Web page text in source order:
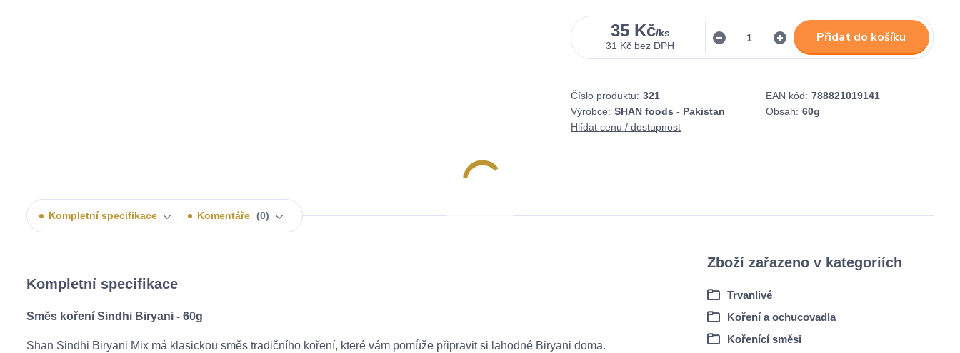
35 Kč/ks
31 Kč bez DPH
Přidat do košíku
Číslo produktu: 321 EAN kód: 788821019141
Výrobce: SHAN foods - Pakistan Obsah: 60g
Hlídat cenu / dostupnost
Kompletní specifikace Komentáře 0
Kompletní specifikace
Směs koření Sindhi Biryani - 60g
Shan Sindhi Biryani Mix má klasickou směs tradičního koření, které vám pomůže připravit si lahodné Biryani doma.
Zboží zařazeno v kategoriích
Trvanlivé
Koření a ochucovadla
Kořenící směsi